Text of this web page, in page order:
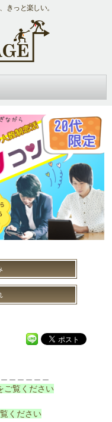
きっと楽しい。
ご覧ください
ください